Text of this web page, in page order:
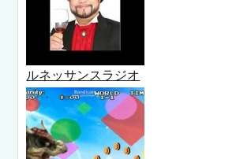
ルネッサンスラジオ